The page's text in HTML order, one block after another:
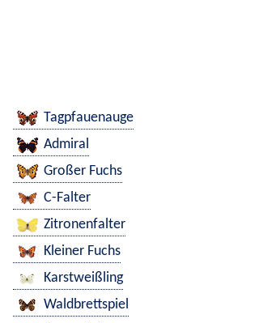
Tagpfauenauge
Admiral
Großer Fuchs
C-Falter
Zitronenfalter
Kleiner Fuchs
Karstweißling
Waldbrettspiel